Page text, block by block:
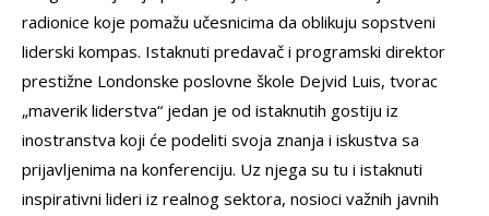
radionice koje pomažu učesnicima da oblikuju sopstveni
liderski kompas. Istaknuti predavač i programski direktor
prestižne Londonske poslovne škole Dejvid Luis, tvorac
„maverik liderstva“ jedan je od istaknutih gostiju iz
inostranstva koji će podeliti svoja znanja i iskustva sa
prijavljenima na konferenciju. Uz njega su tu i istaknuti
inspirativni lideri iz realnog sektora, nosioci važnih javnih